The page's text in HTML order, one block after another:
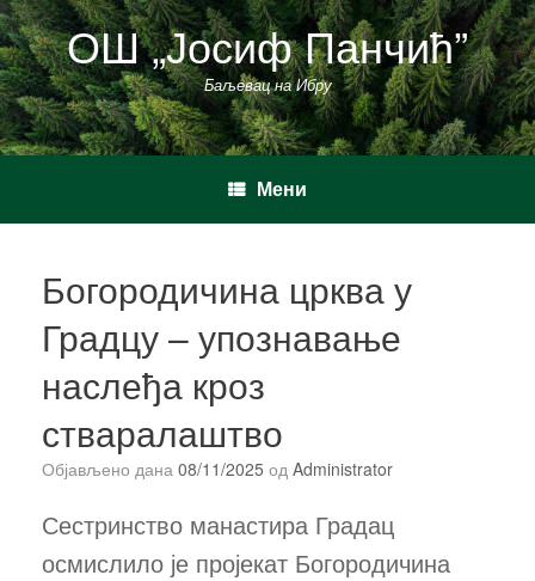
Пређи
на
садржај ОШ „Јосиф Панчић”
Баљевац на Ибру
Мени
Богородичина црква у
Градцу – упознавање
наслеђа кроз
стваралаштво
Објављено дана 08/11/2025 од Administrator
Сестринство манастира Градац
осмислило је пројекат Богородичина